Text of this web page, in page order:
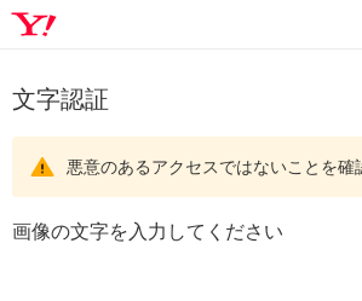
文字認証
悪意のあるアクセスではないことを確
画像の文字を入力してください